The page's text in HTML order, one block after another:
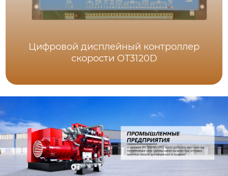
Цифровой дисплейный контроллер
скорости OT3120D